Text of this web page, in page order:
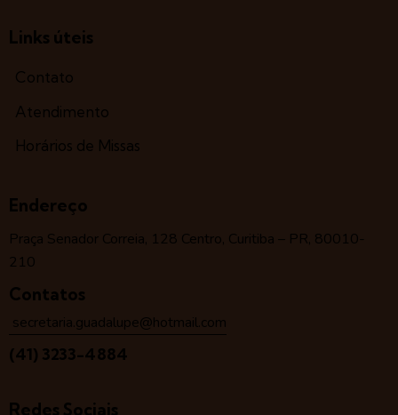
Links úteis
Contato
Atendimento
Horários de Missas
Endereço
Praça Senador Correia, 128 Centro, Curitiba – PR, 80010-
210
Contatos
secretaria.guadalupe@hotmail.com
(41) 3233-4884
Redes Sociais